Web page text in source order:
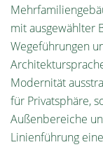
mit ausgewählter
Wegeführungen
Modernität
für Privatsphäre,
Außenbereiche
Linienführung